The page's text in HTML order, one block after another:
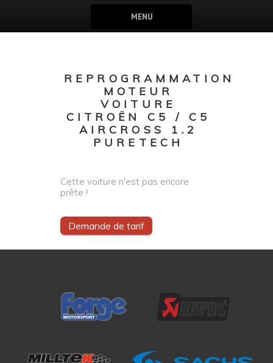
MENU
REPROGRAMMATION
MOTEUR
VOITURE
CITROËN C5 / C5
AIRCROSS 1.2
PURETECH
Cette voiture n'est pas encore
prête !
Demande de tarif